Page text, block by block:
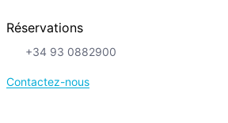
Réservations
+34 93 0882900
Contactez-nous